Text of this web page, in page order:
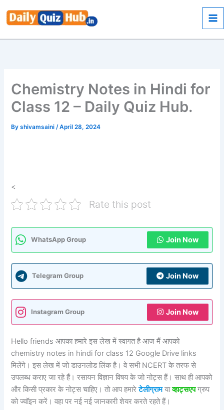
Chemistry Notes in Hindi for
Class 12 – Daily Quiz Hub.
Byshivamsaini/April 28, 2024
<
Rate this post
WhatsApp Group Join Now
Telegram Group Join Now
Instagram Group Join Now
Hello friends आपका हमारे इस लेख में स्वागत है आज मैं आपको
chemistry notes in hindi for class 12 Google Drive links
मिलेंगे। इस लेख में जो डाउनलोड लिंक है। वे सभी NCERT के तरफ से
उपलब्ध कराए जा रहे हैं। रसायन विज्ञान विषय के जो नोट्स हैं। साथ ही आपको
और किसी प्रकार के नोट्स चाहिए। तो आप हमारेटेलीग्रामयाव्हाट्सएपग्रुप
को ज्वॉइन करें। वहा पर नई नई जानकारी शेयर करते रहते हैं।